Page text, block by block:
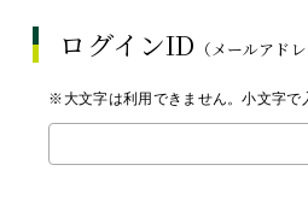
ログインID （メールアドレ
※大文字は利用できません。小文字で